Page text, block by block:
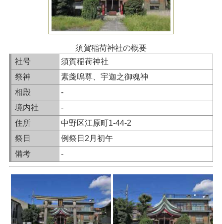
須賀稲荷神社の概要
社号
須賀稲荷神社
祭神
素戔嗚尊、宇迦之御魂神
相殿
-
境内社
-
住所
中野区江原町1-44-2
祭日
例祭日2月初午
備考
-